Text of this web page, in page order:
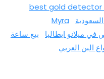
best gold detector
Myra
ميلانو ايطاليا
بيع ساعة
البن العربي